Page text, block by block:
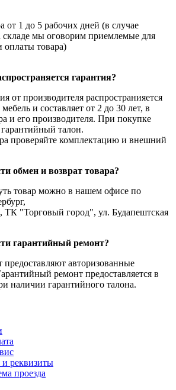
от 1 до 5 рабочих дней (в случае
складе мы оговорим приемлемые для
оплаты товара)
гарантия?
от производителя распространияется
и составляет от 2 до 30 лет, в
и его производителя. При покупке
талон.
проверяйте комплектацию и внешний
обмен и возврат товара?
товар можно в нашем офисе по
"Торговый город", ул. Будапештская
гарантийный ремонт?
авторизованные
ремонт предоставляется в
наличии гарантийного талона.
реквизиты
проезда